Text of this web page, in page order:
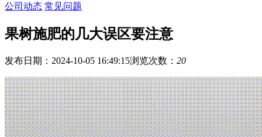
公司动态 常见问题
果树施肥的几大误区要注意
发布日期：2024-10-05 16:49:15浏览次数： 20